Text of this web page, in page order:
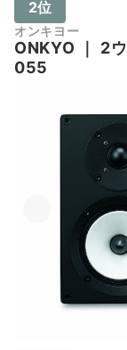
2位
オンキヨー
ONKYO 2
055